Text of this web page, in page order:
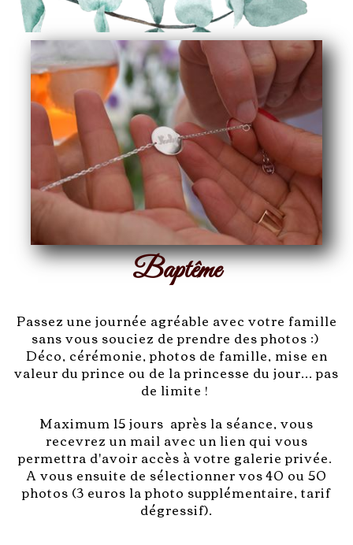
Baptême
Passez une journée agréable avec votre famille
sans vous souciez de prendre des photos :)
Déco, cérémonie, photos de famille, mise en
valeur du prince ou de la princesse du jour... pas
de limite !
Maximum 15 jours après la séance, vous
recevrez un mail avec un lien qui vous
permettra d'avoir accès à votre galerie privée.
A vous ensuite de sélectionner vos 40 ou 50
photos (3 euros la photo supplémentaire, tarif
dégressif).